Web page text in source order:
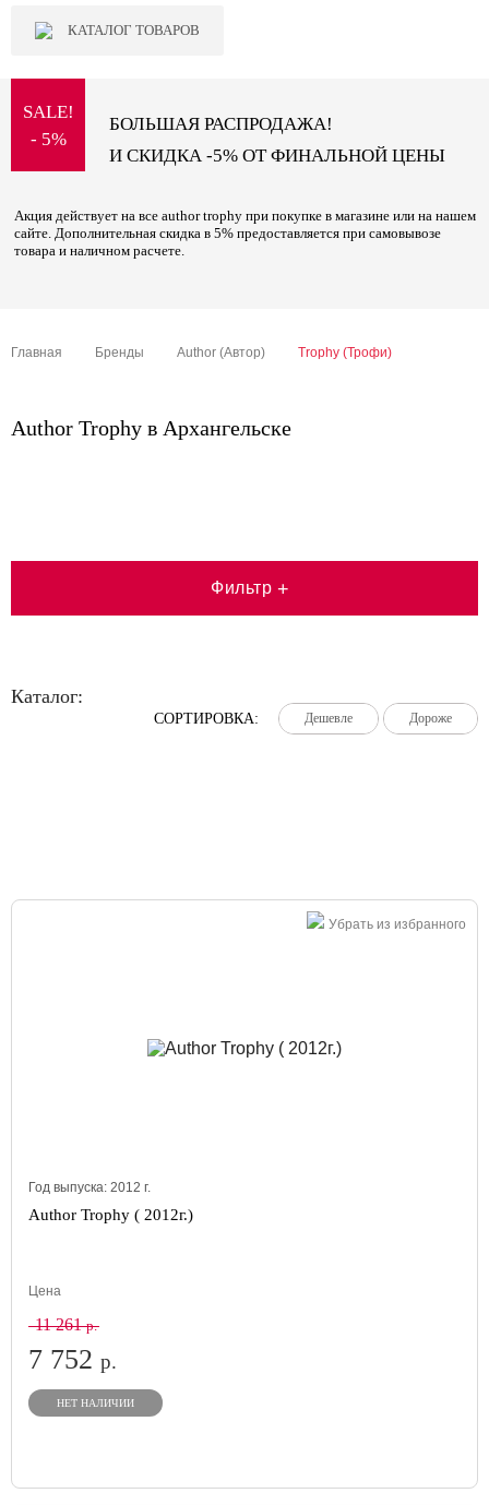
КАТАЛОГ ТОВАРОВ
SALE!
- 5%
БОЛЬШАЯ РАСПРОДАЖА!
И СКИДКА -5% ОТ ФИНАЛЬНОЙ ЦЕНЫ
Акция действует на все author trophy при покупке в магазине или на нашем
сайте. Дополнительная скидка в 5% предоставляется при самовывозе
товара и наличном расчете.
Главная Бренды Author (Автор) Trophy (Трофи)
Author Trophy в Архангельске
Фильтр +
Каталог:
СОРТИРОВКА: Дешевле
Дешевле
Дешевле Дороже
Дороже
Дороже
Убрать из избранного
Год выпуска: 2012 г.
Author Trophy ( 2012г.)
Цена
11 261р.
7 752 р.
НЕТ НАЛИЧИИ